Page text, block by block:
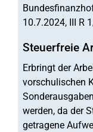
10.7.2024, III R
Steuerfreie
Erbringt der
vorschulischen
werden, da der
getragene